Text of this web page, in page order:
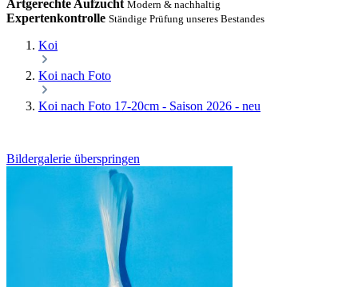
Artgerechte Aufzucht Modern & nachhaltig
Expertenkontrolle Ständige Prüfung unseres Bestandes
Koi
Koi nach Foto
Koi nach Foto 17-20cm - Saison 2026 - neu
Bildergalerie überspringen